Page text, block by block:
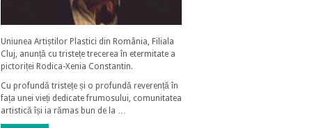
Uniunea Artiștilor Plastici din România, Filiala
Cluj, anunță cu tristețe trecerea în etermitate a
pictoriței Rodica-Xenia Constantin.
Cu profundă tristețe și o profundă reverență în
fața unei vieți dedicate frumosului, comunitatea
artistică își ia rămas bun de la …